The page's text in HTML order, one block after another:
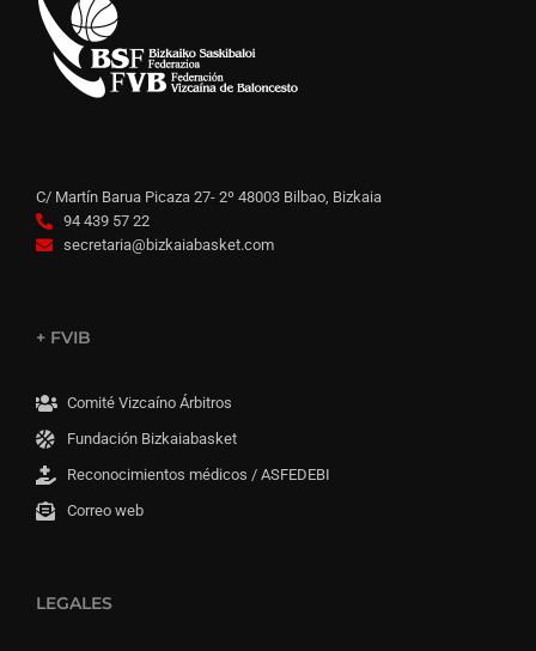
C/ Martín Barua Picaza 27- 2º 48003 Bilbao, Bizkaia
94 439 57 22
secretaria@bizkaiabasket.com
+ FVIB
Comité Vizcaíno Árbitros
Fundación Bizkaiabasket
Reconocimientos médicos / ASFEDEBI
Correo web
LEGALES